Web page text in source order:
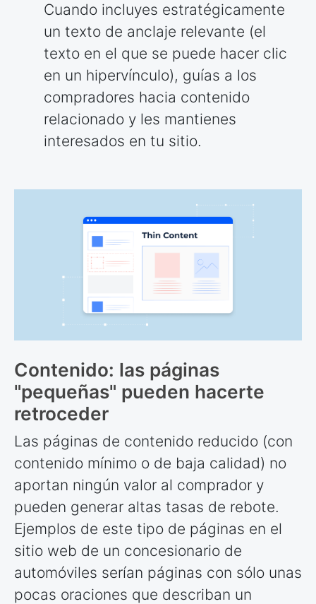
Cuando incluyes estratégicamente
un texto de anclaje relevante (el
texto en el que se puede hacer clic
en un hipervínculo), guías a los
compradores hacia contenido
relacionado y les mantienes
interesados en tu sitio.
Contenido: las páginas
"pequeñas" pueden hacerte
retroceder
Las páginas de contenido reducido (con
contenido mínimo o de baja calidad) no
aportan ningún valor al comprador y
pueden generar altas tasas de rebote.
Ejemplos de este tipo de páginas en el
sitio web de un concesionario de
automóviles serían páginas con sólo unas
pocas oraciones que describan un